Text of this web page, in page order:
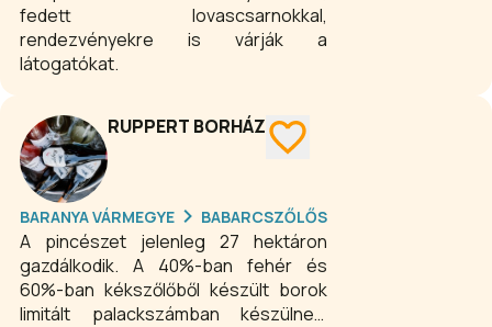
fedett lovascsarnokkal,
rendezvényekre is várják a
látogatókat.
RUPPERT BORHÁZ
BARANYA VÁRMEGYE BABARCSZŐLŐS
A pincészet jelenleg 27 hektáron
gazdálkodik. A 40%-ban fehér és
60%-ban kékszőlőből készült borok
limitált palackszámban készülnek.